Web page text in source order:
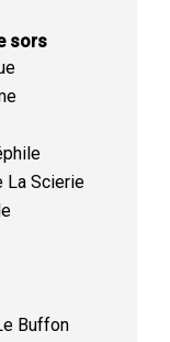
sors
La Scierie
Buffon